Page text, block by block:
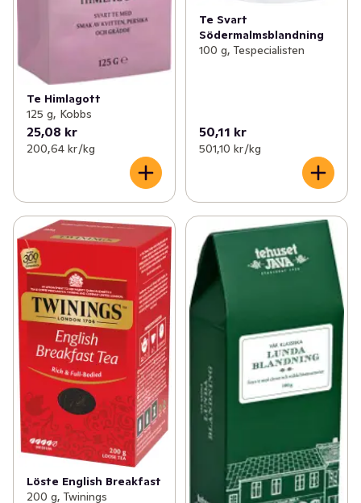
Te Himlagott
125 g, Kobbs
25,08 kr
200,64 kr /kg
Te Svart
Södermalmsblandning
100 g, Tespecialisten
50,11 kr
501,10 kr /kg
Löste English Breakfast
200 g, Twinings